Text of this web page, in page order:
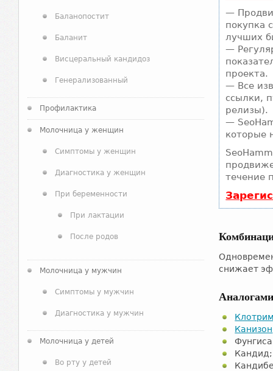
Баланопостит
Баланит
Висцеральный кандидоз
Генерализованный
Профилактика
Молочница у женщин
Симптомы у женщин
Диагностика у женщин
При беременности
При лактации
После родов
Молочница у мужчин
Симптомы у мужчин
Диагностика у мужчин
Молочница у детей
Во рту у детей
—
покупка
лучших
—
проекта.
— Все
ссылки,
релизы).
—
которые
течение
снижает
Канизон
Кандид;